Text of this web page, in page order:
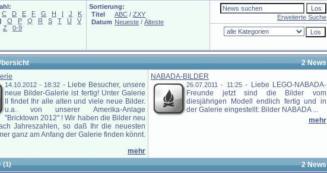
C D E F G H I J
K
) O P Q R S T U
V
Z 0-9
Sortierung:
Titel
ABC / ZXY
Datum Neueste / Älteste
Erweiterte Suche
2 News
14.10.2012 - 18:32 - Liebe Besucher, unsere
neue Bilder-Galerie ist fertig! Unter Galerie
II findet Ihr alle alten und viele neue Bilder.
u.a. von unserer Amerika-Anlage
"Bricktown 2012" ! Wir haben die Bilder neu
Jahreszahlen, so daß Ihr die neuesten
ganz am Anfang der Galerie finden könnt.
mehr
NABADA-BILDER
26.07.2011 - 11:25- Liebe LEGO-NABADA-
Freunde jetzt sind die Bilder vom
diesjährigen Modell endlich fertig und in
der Galerie eingestellt: Bilder NABADA ...
mehr
(1) 2 News